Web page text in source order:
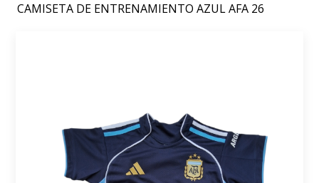
CAMISETA DE ENTRENAMIENTO AZUL AFA 26